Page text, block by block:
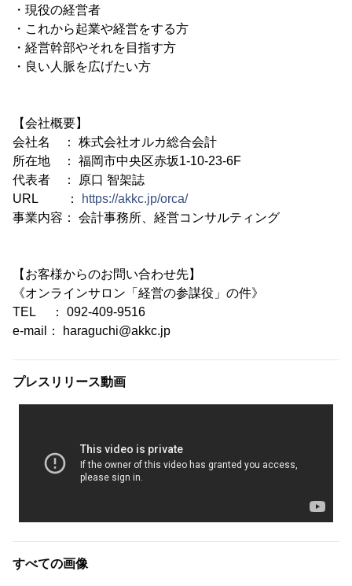
・現役の経営者
・これから起業や経営をする方
・経営幹部やそれを目指す方
・良い人脈を広げたい方
【会社概要】
会社名 ： 株式会社オルカ総合会計
所在地 ： 福岡市中央区赤坂1-10-23-6F
代表者 ： 原口 智架誌
URL ：
https://akkc.jp/orca/
事業内容： 会計事務所、経営コンサルティング
【お客様からのお問い合わせ先】
《オンラインサロン「経営の参謀役」の件》
TEL ： 092-409-9516
e-mail： haraguchi@akkc.jp
プレスリリース動画
すべての画像